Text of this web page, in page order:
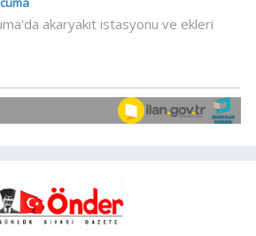
18:35Carettalar yeni sezona hırslı
18:25
tespit edildi! 5 yaban keçisi için